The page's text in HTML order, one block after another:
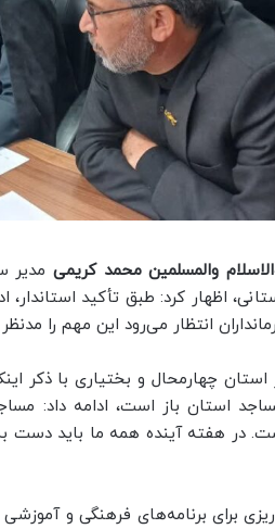
والمسلمین محمد کریمیمدیر
اظهار کرد: طبق تأکید استاندار،
انتظار می‌رود این مهم را
استان چهارمحال و بختیاری با ذکر
استان باز است، ادامه داد:
در هفته آینده همه ما باید
برای برنامه‌های فرهنگی و